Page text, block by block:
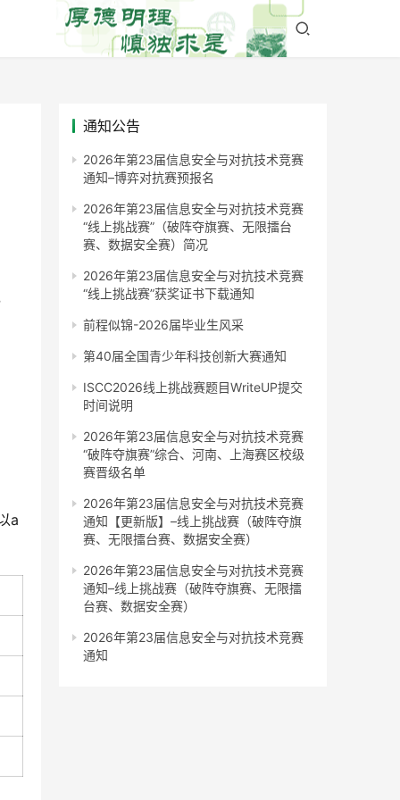
a
通知公告
2026年第23届信息安全与对抗技术竞赛
通知–博弈对抗赛预报名
2026年第23届信息安全与对抗技术竞赛
“线上挑战赛”（破阵夺旗赛、无限擂台
赛、数据安全赛）简况
2026年第23届信息安全与对抗技术竞赛
“线上挑战赛”获奖证书下载通知
前程似锦-2026届毕业生风采
第40届全国青少年科技创新大赛通知
ISCC2026线上挑战赛题目WriteUP提交
时间说明
2026年第23届信息安全与对抗技术竞赛
“破阵夺旗赛”综合、河南、上海赛区校级
赛晋级名单
2026年第23届信息安全与对抗技术竞赛
通知【更新版】–线上挑战赛（破阵夺旗
赛、无限擂台赛、数据安全赛）
2026年第23届信息安全与对抗技术竞赛
通知–线上挑战赛（破阵夺旗赛、无限擂
台赛、数据安全赛）
2026年第23届信息安全与对抗技术竞赛
通知